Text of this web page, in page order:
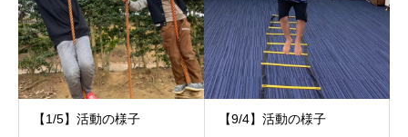
【1/5】活動の様子 【9/4】活動の様子